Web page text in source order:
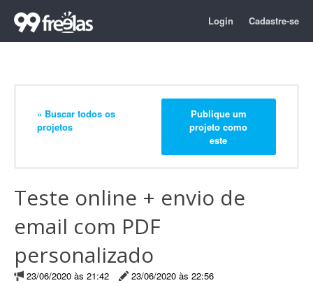
Login Cadastre-se
« Buscar todos os
projetos
Publique um
projeto como
este
Teste online + envio de
email com PDF
personalizado
23/06/2020 às 21:42 23/06/2020 às 22:56